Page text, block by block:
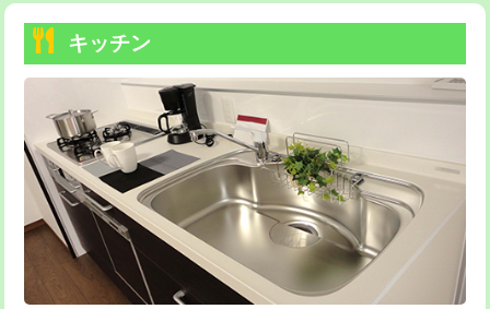
給水管工事※（ホール加工)
給水管工事※（バンド止め) 3,300円
給水管工事※（支持金具設置) 5,500円
給水管工事※（保温材使用（バンド止
め込み）)
5,500円
給水管工事※（土の掘削・埋め戻し作
11,000円
トーラー機使用/3mまで
追加トーラー機使用/3m超え +3,300円
カメラ調査 33,000円
桝清掃 8,800円
止水・漏水調査・防水処理・清掃・修
理・調整・分解・加工など（軽作業）
11,000円
止水・漏水調査・防水処理・清掃・修
22,000円
キッチン